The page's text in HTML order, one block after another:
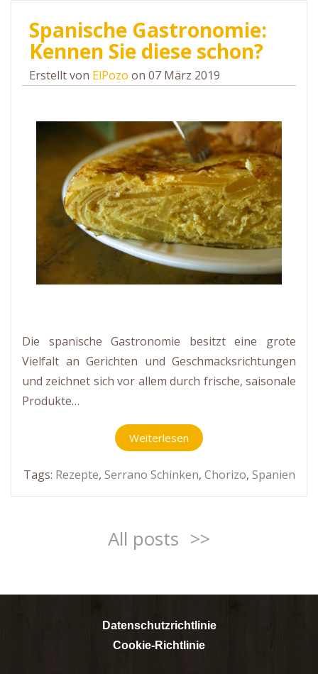
Spanische Gastronomie:
Kennen Sie diese schon?
Erstellt von ElPozo on 07 März 2019
Die spanische Gastronomie besitzt eine grote
Vielfalt an Gerichten und Geschmacksrichtungen
und zeichnet sich vor allem durch frische, saisonale
Produkte…
Weiterlesen
Tags: Rezepte, Serrano Schinken, Chorizo, Spanien
All posts >>
Datenschutzrichtlinie
Cookie-Richtlinie